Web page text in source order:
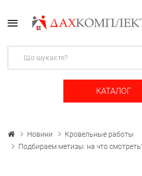
КАТАЛОГ
Новини
Кровельные работы
Подбираем метизы: на что